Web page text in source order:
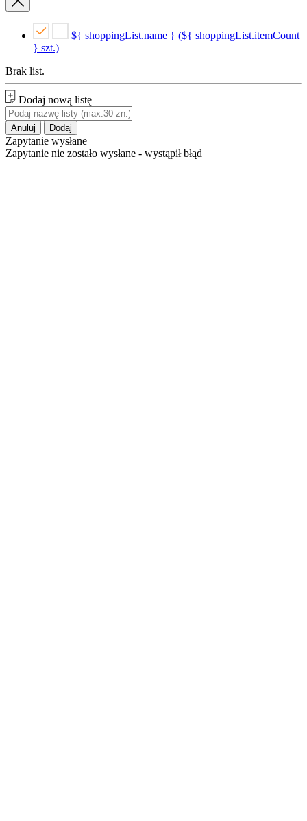
${ shoppingList.name } (${ shoppingList.itemCount
} szt.)
Brak list.
Dodaj nową listę
Anuluj Dodaj
Zapytanie wysłane
Zapytanie nie zostało wysłane - wystąpił błąd